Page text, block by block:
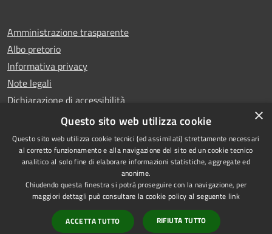
Amministrazione trasparente
Albo pretorio
Informativa privacy
Note legali
Dichiarazione di accessibilità
Whistleblowing
Accessibilità
di Ciampino
Powered byMunicipium
• Accesso redazione
×
Questo sito web utilizza cookie
Questo sito web utilizza cookie tecnici (ed assimilati) strettamente necessari
al corretto funzionamento e alla navigazione del sito ed un cookie tecnico
analitico al solo fine di elaborare informazioni statistiche, aggregate ed
anonime.
Chiudendo questa finestra si potrà proseguire con la navigazione, per
maggiori dettagli può consultare la cookie policy al seguente link
ACCETTA TUTTO RIFIUTA TUTTO